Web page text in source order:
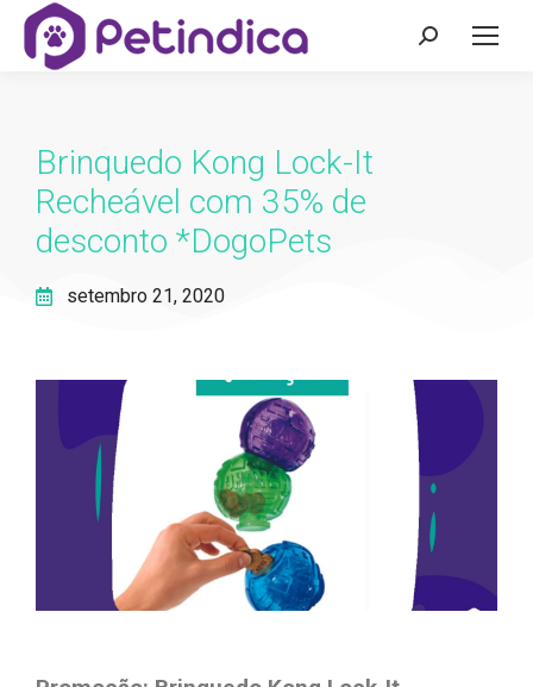
Brinquedo Kong Lock-It
Recheável com 35% de
desconto *DogoPets
setembro 21, 2020